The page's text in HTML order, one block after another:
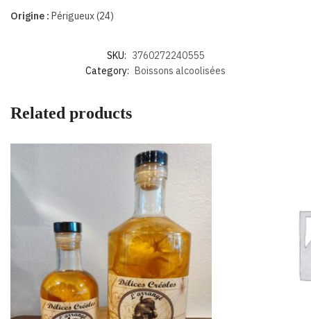
Origine : Périgueux (24)
SKU: 3760272240555
Category: Boissons alcoolisées
Related products